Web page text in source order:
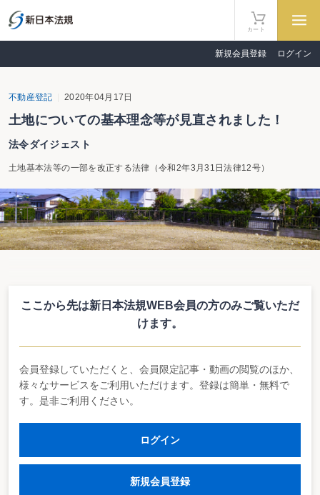
カート
新規会員登録 ログイン
不動産登記 2020年04月17日
土地についての基本理念等が見直されました！
法令ダイジェスト
土地基本法等の一部を改正する法律（令和2年3月31日法律12号）
所有者不明土地の増加や自然災害の頻発等により、適正な土地の管
施行
一部の規定を除き、令和２年４月１日から施行
ここから先は新日本法規WEB会員の方のみご覧いただ
けます。
会員登録していただくと、会員限定記事・動画の閲覧のほか、
様々なサービスをご利用いただけます。登録は簡単・無料で
す。是非ご利用ください。
ログイン
新規会員登録